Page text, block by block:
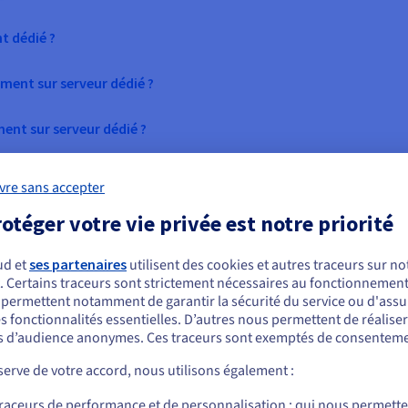
dédié ?
sur serveur dédié ?
sur serveur dédié ?
dédiés
serveur dédiéqui peuvent renforcer les activités dans de
amélioré
d’applications
pouvez configurer et faire
Communications en
temps réel
Le traitement de données
un matériel haute
semblez être localisé en États-Unis.
commander, rendez-vous sur le site de votre pays (États-Unis) et créez un
sans accepter
votre vie privée est notre priorité
etses partenaires utilisent des cookies et autres traceurs sur
Certains traceurs sont strictement nécessaires au
notamment de garantir la sécurité du service ou
fonctionnalités essentielles. D’autres nous permettent de
d’audience anonymes. Ces traceurs sont exemptés de
de votre accord, nous utilisons également :